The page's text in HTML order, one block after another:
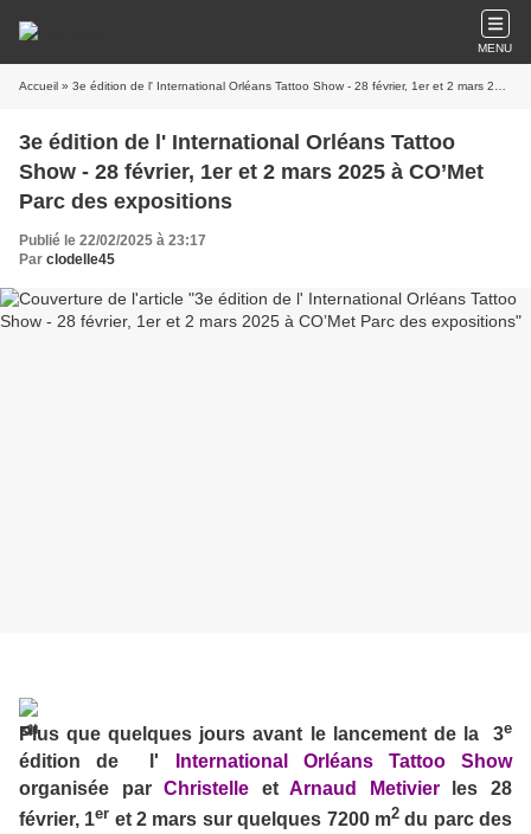
MENU
Accueil » 3e édition de l' International Orléans Tattoo Show - 28 février, 1er et 2 mars 2025 à CO’Met Parc des expositions
3e édition de l' International Orléans Tattoo
Show - 28 février, 1er et 2 mars 2025 à CO’Met
Parc des expositions
Publié le 22/02/2025 à 23:17
Par clodelle45
Plus que quelques jours avant le lancement de la 3e
édition de l'
International Orléans Tattoo Show
organisée parChristelle etArnaud Metivierles 28
février, 1er et 2 mars sur quelques 7200 m2du parc des